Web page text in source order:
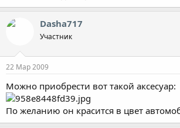
Dasha717
Участник
22 Мар 2009
Можно приобрести вот такой аксесуар:
По желанию он красится в цвет